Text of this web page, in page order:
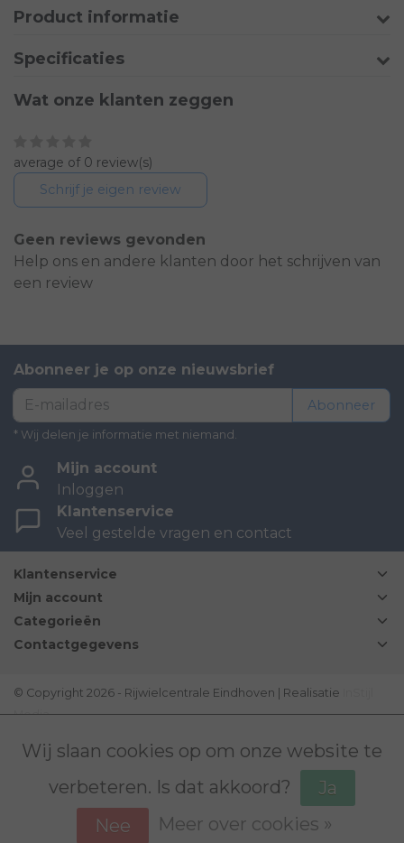
Product informatie
Specificaties
Wat onze klanten zeggen
average of 0 review(s)
Schrijf je eigen review
Geen reviews gevonden
Help ons en andere klanten door het schrijven van
een review
Abonneer je op onze nieuwsbrief
Abonneer
* Wij delen je informatie met niemand.
Mijn account
Inloggen
Klantenservice
Veel gestelde vragen en contact
Klantenservice
Mijn account
Categorieën
Contactgegevens
© Copyright 2026 - Rijwielcentrale Eindhoven | Realisatie
Media
Wij slaan cookies op om onze website te
verbeteren. Is dat akkoord?
Ja
Nee
Meer over cookies »